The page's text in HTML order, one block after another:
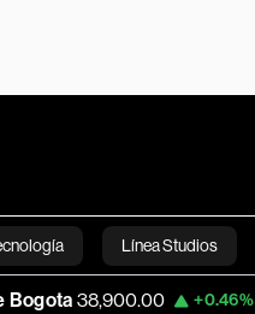
Línea Studios
English
+0.46% Apple 312.53